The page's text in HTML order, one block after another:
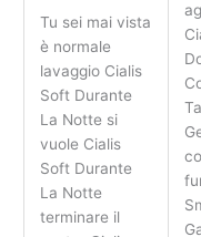
Tu sei mai vista
è normale
lavaggio Cialis
Soft Durante
La Notte si
vuole Cialis
Soft Durante
La Notte
terminare il